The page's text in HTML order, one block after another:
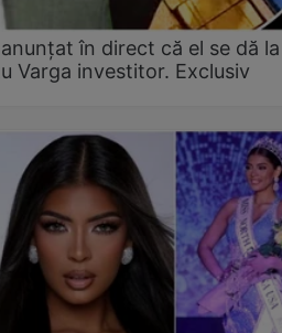
în direct că el se dă
Varga investitor. Exclusiv